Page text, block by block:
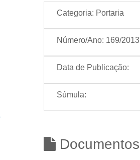
Categoria: Portaria
Número/Ano: 169/2013
Data de Publicação:
Súmula:
Documentos